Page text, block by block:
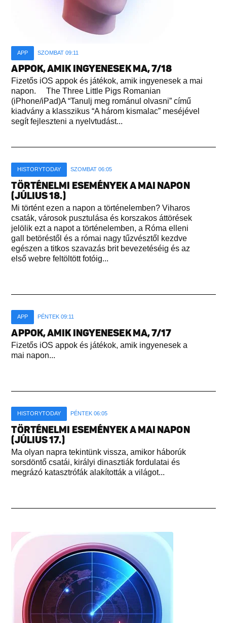
APP SZOMBAT 09:11
APPOK, AMIK INGYENESEK MA, 7/18
Fizetős iOS appok és játékok, amik ingyenesek a mai
napon. The Three Little Pigs Romanian
(iPhone/iPad)A “Tanulj meg románul olvasni” című
kiadvány a klasszikus “A három kismalac” meséjével
segít fejleszteni a nyelvtudást...
HISTORYTODAY SZOMBAT 06:05
TÖRTÉNELMI ESEMÉNYEK A MAI NAPON
(JÚLIUS 18.)
Mi történt ezen a napon a történelemben? Viharos
csaták, városok pusztulása és korszakos áttörések
jelölik ezt a napot a történelemben, a Róma elleni
gall betöréstől és a római nagy tűzvésztől kezdve
egészen a titkos szavazás brit bevezetéséig és az
első webre feltöltött fotóig...
APP PÉNTEK 09:11
APPOK, AMIK INGYENESEK MA, 7/17
Fizetős iOS appok és játékok, amik ingyenesek a
mai napon...
HISTORYTODAY PÉNTEK 06:05
TÖRTÉNELMI ESEMÉNYEK A MAI NAPON
(JÚLIUS 17.)
Ma olyan napra tekintünk vissza, amikor háborúk
sorsdöntő csatái, királyi dinasztiák fordulatai és
megrázó katasztrófák alakították a világot...